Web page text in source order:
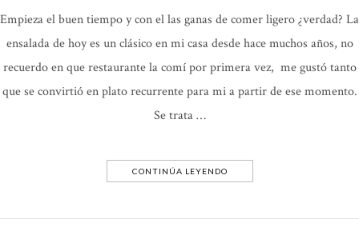
Empieza el buen tiempo y con el las ganas de comer ligero ¿verdad? La
ensalada de hoy es un clásico en mi casa desde hace muchos años, no
recuerdo en que restaurante la comí por primera vez, me gustó tanto
que se convirtió en plato recurrente para mi a partir de ese momento.
Se trata …
CONTINÚA LEYENDO